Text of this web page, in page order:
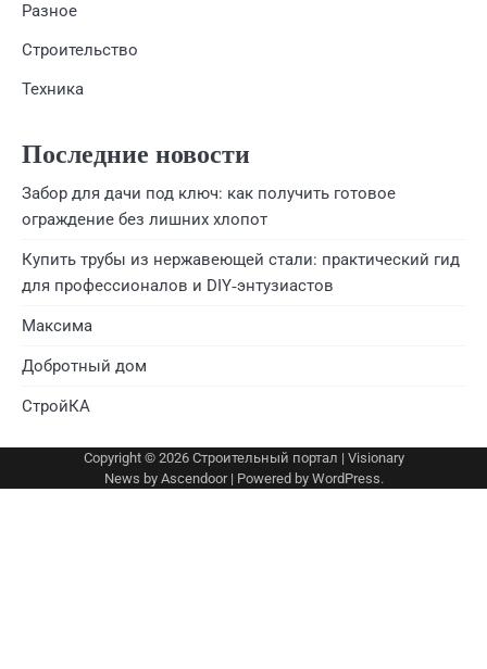
Разное
Строительство
Техника
Последние новости
Забор для дачи под ключ: как получить готовое
ограждение без лишних хлопот
Купить трубы из нержавеющей стали: практический гид
для профессионалов и DIY‑энтузиастов
Максима
Добротный дом
СтройКА
Copyright © 2026 Строительный портал | Visionary
News by Ascendoor| Powered by WordPress.